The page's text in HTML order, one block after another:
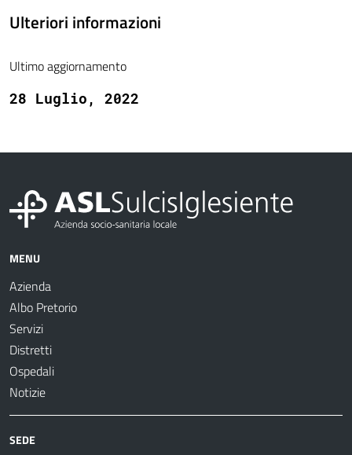
Ulteriori informazioni
Ultimo aggiornamento
28 Luglio, 2022
MENU
Azienda
Albo Pretorio
Servizi
Distretti
Ospedali
Notizie
SEDE